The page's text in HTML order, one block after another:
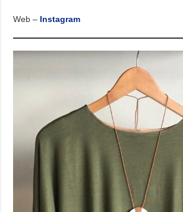
Web – Instagram